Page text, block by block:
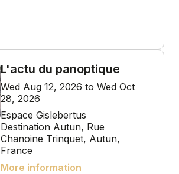
L'actu du panoptique
Wed Aug 12, 2026 to Wed Oct
28, 2026
Espace Gislebertus
Destination Autun, Rue
Chanoine Trinquet, Autun,
France
More information